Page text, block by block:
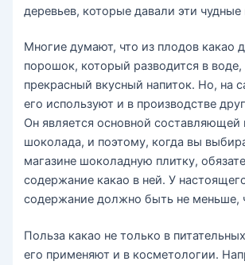
деревьев, которые давали эти
Многие думают, что из плодов какао
порошок, который разводится в воде,
прекрасный вкусный напиток. Но, на
его используют и в производстве
Он является основной составляющей
шоколада, и поэтому, когда вы
магазине шоколадную плитку,
содержание какао в ней. У
содержание должно быть не меньше,
Польза какао не только в
его применяют и в косметологии.